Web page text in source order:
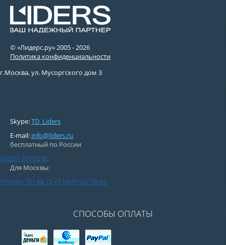
© «Лидерс.ру» 2005 -2026
Политика конфиденциальности
г.Москва, ул. Мусоргского дом 3
Skype:TD_Liders
E-mail: info@liders.ru
бесплатный по России
8 (800) 250 02 82
Для Москвы:
+7 (495) 781 68 72+7 (495) 921 55 95
СПОСОБЫ ОПЛАТЫ